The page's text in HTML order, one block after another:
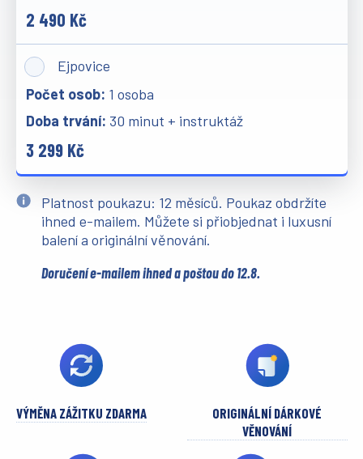
2 490 Kč
Ejpovice
1 osoba
30 minut + instruktáž
3 299 Kč
Platnost poukazu: 12 měsíců. Poukaz obdržíte
ihned e-mailem. Můžete si přiobjednat i luxusní
balení a originální věnování.
Doručení e-mailem ihned a poštou do 12.8.
VÝMĚNA ZÁŽITKU ZDARMA
ORIGINÁLNÍ DÁRKOVÉ
VĚNOVÁNÍ